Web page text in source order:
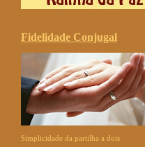
Fidelidade Conjugal
Simplicidade da partilha a dois